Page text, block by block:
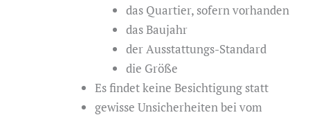
das Quartier, sofern vorhanden
das Baujahr
der Ausstattungs-Standard
die Größe
Es findet keine Besichtigung statt
gewisse Unsicherheiten bei vom